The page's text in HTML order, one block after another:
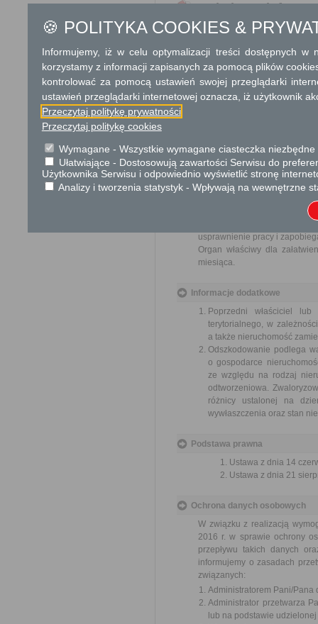
Dodatkowe
Opłata
Wniosek o zwrot
17 zł opłata skarbowa za
Tryb odwoławczy
Skargi i wnioski
Przedmiotem skargi może
ich pracowników, naruszenie
usprawnienie pracy i
Organ właściwy dla
miesiąca.
Informacje dodatkowe
Poprzedni właściciel
terytorialnego, w
a także nieruchomość
Odszkodowanie podlega
o gospodarce
ze względu na rodzaj
odtworzeniowa.
różnicy ustalonej na
wywłaszczenia oraz stan
Podstawa prawna
Ustawa z dnia 14
Ustawa z dnia 21
Ochrona danych osobowych
W związku z realizacją
2016 r. w sprawie ochrony
przepływu takich danych
informujemy o zasadach
związanych:
Administratorem Pani/Pana
Administrator przetwarza
lub na podstawie udzielonej
🍪 POLITYKA COOKIES &
Informujemy, iż w celu optymalizacji treści dostępnych w
korzystamy z informacji zapisanych za pomocą plików
kontrolować za pomocą ustawień swojej przeglądarki
ustawień przeglądarki internetowej oznacza, iż użytkownik
Przeczytaj politykę prywatności
Przeczytaj politykę cookies
Wymagane - Wszystkie wymagane ciasteczka
Ułatwiające - Dostosowują zawartości Serwisu do
Użytkownika Serwisu i odpowiednio wyświetlić stronę
Analizy i tworzenia statystyk - Wpływają na wewnętrzne